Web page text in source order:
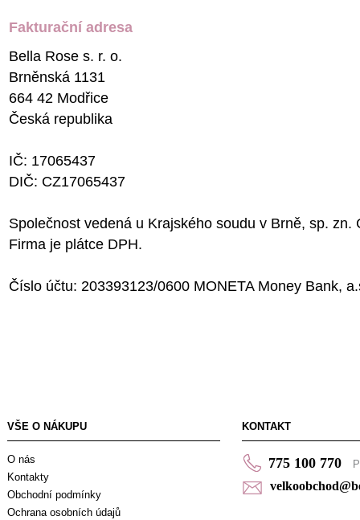
Fakturační adresa
Bella Rose s. r. o.
Brněnská 1131
664 42 Modřice
Česká republika
IČ: 17065437
DIČ: CZ17065437
Společnost vedená u Krajského soudu v Brně, sp. zn.
Firma je plátce DPH.
Číslo účtu: 203393123/0600 MONETA Money Bank,
VŠE O NÁKUPU
O nás
Kontakty
Obchodní podmínky
Ochrana osobních údajů
KONTAKT
775 100 770